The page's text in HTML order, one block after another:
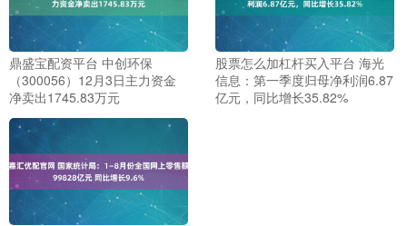
鼎盛宝配资平台 中创环保
（300056）12月3日主力资金
净卖出1745.83万元
股票怎么加杠杆买入平台 海光
信息：第一季度归母净利润6.87
亿元，同比增长35.82%